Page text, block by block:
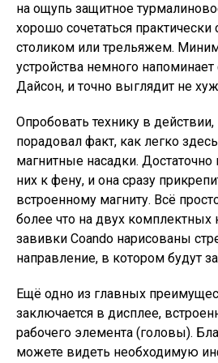
на ощупь защитное
хорошо сочетаться
столиком или трельяжем.
устройства немного
Дайсон, и точно выглядит не
Опробовать технику в
порадовал факт, как легко
магнитные насадки.
них к фену, и она сразу
встроенному магниту. Всё
более что на двух комплектных
завивки Coando нарисованы
направление, в котором будут
Ещё одно из главных
заключается в дисплее,
рабочего элемента (головы).
можете видеть необходимую